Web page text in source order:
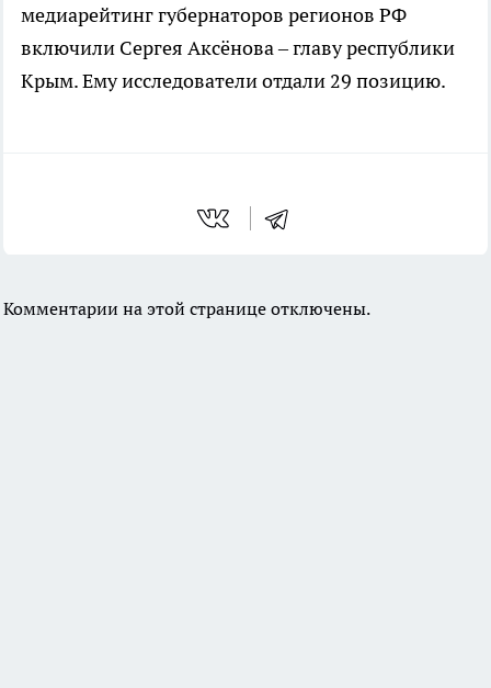
медиарейтинг губернаторов регионов РФ
включили Сергея Аксёнова – главу республики
Крым. Ему исследователи отдали 29 позицию.
Комментарии на этой странице отключены.